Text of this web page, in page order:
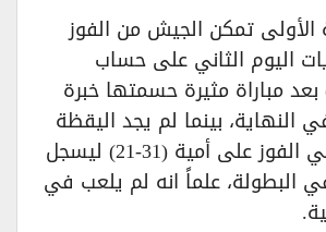
تمكن الجيش من الفوز
اليوم الثاني على حساب
(31-25) بعد مباراة مثيرة حسمتها خبرة
بينما لم يجد اليقظة
صعوبة كبيرة في الفوز على أمية (31-21) ليسجل
البطولة، علماً انه لم يلعب في